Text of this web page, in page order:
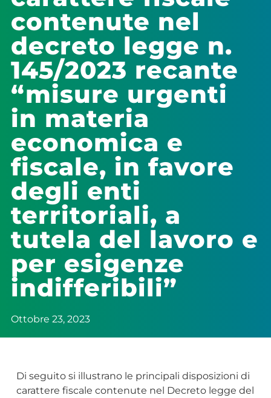
contenute nel
decreto legge n.
145/2023 recante
“misure urgenti
in materia
economica e
fiscale, in favore
degli enti
territoriali, a
tutela del lavoro e
per esigenze
indifferibili”
Ottobre 23, 2023
Di seguito si illustrano le principali disposizioni di
carattere fiscale contenute nel Decreto legge del